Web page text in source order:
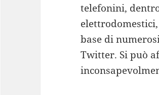
telefonini,
base di
Twitter. Si può